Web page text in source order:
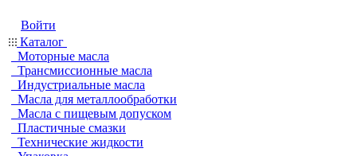
Войти
Каталог
Моторные масла
Трансмиссионные масла
Индустриальные масла
Масла для металлообработки
Масла с пищевым допуском
Пластичные смазки
Технические жидкости